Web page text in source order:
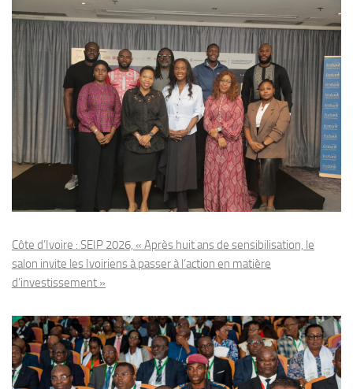
Côte d’Ivoire : SEIP 2026, « Après huit ans de sensibilisation, le
salon invite les Ivoiriens à passer à l’action en matière
d’investissement »